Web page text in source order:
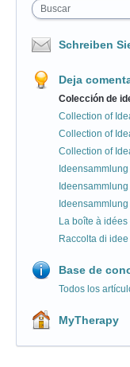
Buscar
Schreiben
Deja
Colección de
Collection of
Collection of
Collection of
La boîte à
Raccolta di
Base de
Todos los
MyTherapy